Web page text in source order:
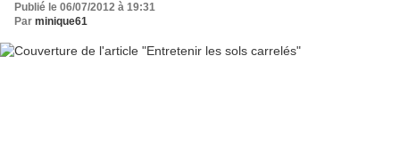
Publié le 06/07/2012 à 19:31
Par minique61